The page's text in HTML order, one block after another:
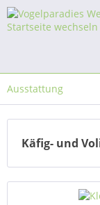
Ausstattung
Käfig- und